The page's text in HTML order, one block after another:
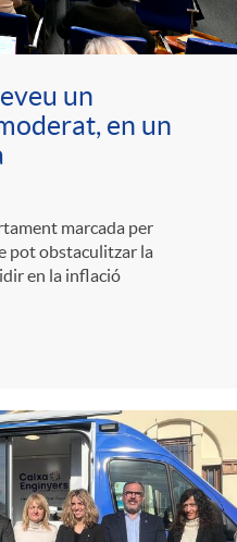
un
en un
marcada per
pot obstaculitzar la
en la inflació